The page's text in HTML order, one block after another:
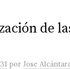
de
por Jose